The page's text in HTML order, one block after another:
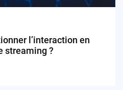
l’interaction en
streaming ?